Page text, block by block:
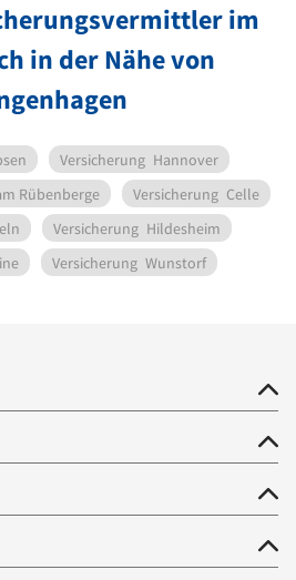
im
in der Nähe von
Versicherung Hannover
Rübenberge Versicherung Celle
Versicherung Hildesheim
Versicherung Wunstorf